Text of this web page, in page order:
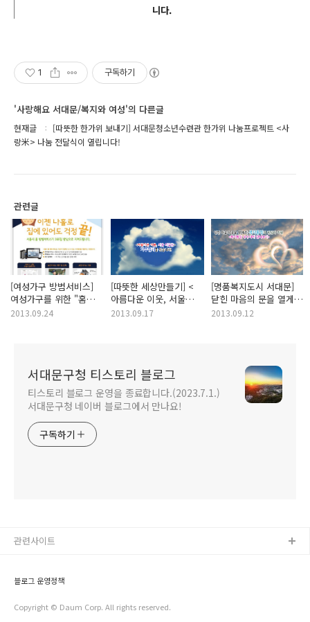
니다.
1 구독하기
'사랑해요 서대문/복지와 여성'의 다른글
현재글
[따뜻한 한가위 보내기] 서대문청소년수련관 한가위 나눔프로젝트 <사
랑米> 나눔 전달식이 열립니다!
관련글
[여성가구 방범서비스]
여성가구를 위한 "홈
방범서비스" 지금
2013.09.24
[따뜻한 세상만들기] <
아름다운 이웃, 서울
디딤돌> 기부업체를
2013.09.17
[명품복지도시 서대문]
닫힌 마음의 문을 열게
한 복지통장의 관심과
2013.09.12
서대문구청 티스토리 블로그
티스토리 블로그 운영을 종료합니다.(2023.7.1.)
서대문구청 네이버 블로그에서 만나요!
구독하기
블로그 운영정책
Copyright © Daum Corp. All rights reserved.
관련사이트